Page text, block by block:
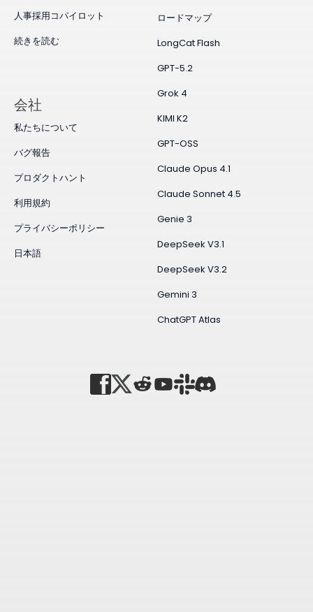
人事採用コパイロット
続きを読む
ロードマップ
LongCat Flash
GPT-5.2
Grok 4
KIMI K2
GPT-OSS
Claude Opus 4.1
Claude Sonnet 4.5
Genie 3
DeepSeek V3.1
DeepSeek V3.2
Gemini 3
ChatGPT Atlas
会社
私たちについて
バグ報告
プロダクトハント
利用規約
プライバシーポリシー
日本語